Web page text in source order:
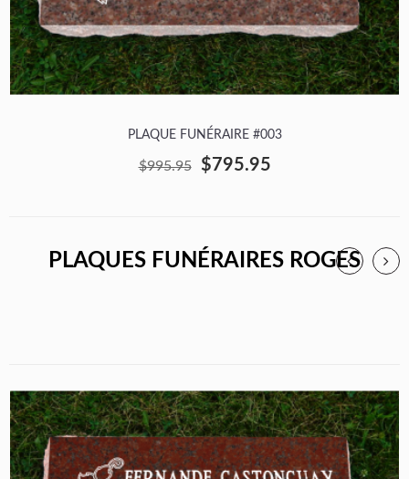
PLAQUE FUNÉRAIRE #003
$995.95 $795.95
PLAQUES FUNÉRAIRES ROGES